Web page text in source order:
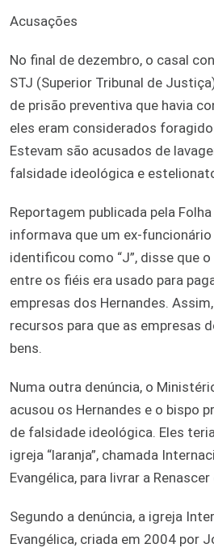
Acusações
No final de dezembro, o casal
STJ (Superior Tribunal de
de prisão preventiva que havia
eles eram considerados
Estevam são acusados de
falsidade ideológica e
Reportagem publicada pela
informava que um ex-funcionário
identificou como “J”, disse que
entre os fiéis era usado para
empresas dos Hernandes.
recursos para que as empresas
bens.
Numa outra denúncia, o
acusou os Hernandes e o bispo
de falsidade ideológica. Eles
igreja “laranja”, chamada
Evangélica, para livrar a
Segundo a denúncia, a igreja
Evangélica, criada em 2004 por